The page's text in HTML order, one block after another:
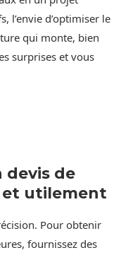
l’envie d’optimiser le
qui monte, bien
surprises et vous
de
utilement
Pour obtenir
fournissez des